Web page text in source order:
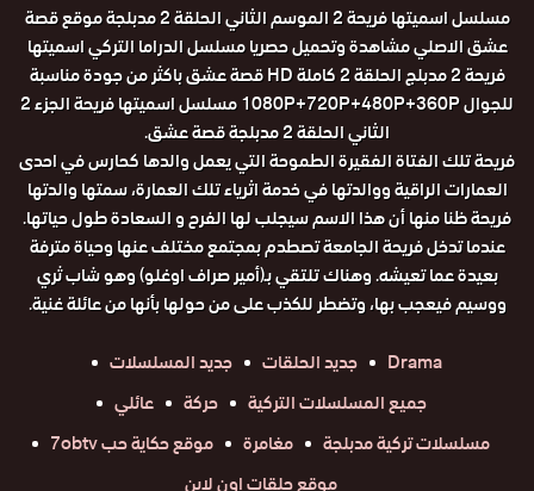
مسلسل اسميتها فريحة 2 الموسم الثاني الحلقة 2 مدبلجة موقع قصة
عشق الاصلي مشاهدة وتحميل حصريا مسلسل الدراما التركي اسميتها
فريحة 2 مدبلج الحلقة 2 كاملة HD قصة عشق باكثر من جودة مناسبة
للجوال 1080P+720P+480P+360P مسلسل اسميتها فريحة الجزء 2
الثاني الحلقة 2 مدبلجة قصة عشق.
فريحة تلك الفتاة الفقيرة الطموحة التي يعمل والدها كحارس في احدى
العمارات الراقية ووالدتها في خدمة اثرياء تلك العمارة، سمتها والدتها
فريحة ظنا منها أن هذا الاسم سيجلب لها الفرح و السعادة طول حياتها.
عندما تدخل فريحة الجامعة تصطدم بمجتمع مختلف عنها وحياة مترفة
بعيدة عما تعيشه. وهناك تلتقي بـ(أمير صراف اوغلو) وهو شاب ثري
ووسيم فيعجب بها، وتضطر للكذب على من حولها بأنها من عائلة غنية.
Drama
جديد الحلقات
جديد المسلسلات
جميع المسلسلات التركية
حركة
عائلي
مسلسلات تركية مدبلجة
مغامرة
موقع حكاية حب 7obtv
موقع حلقات اون لاين